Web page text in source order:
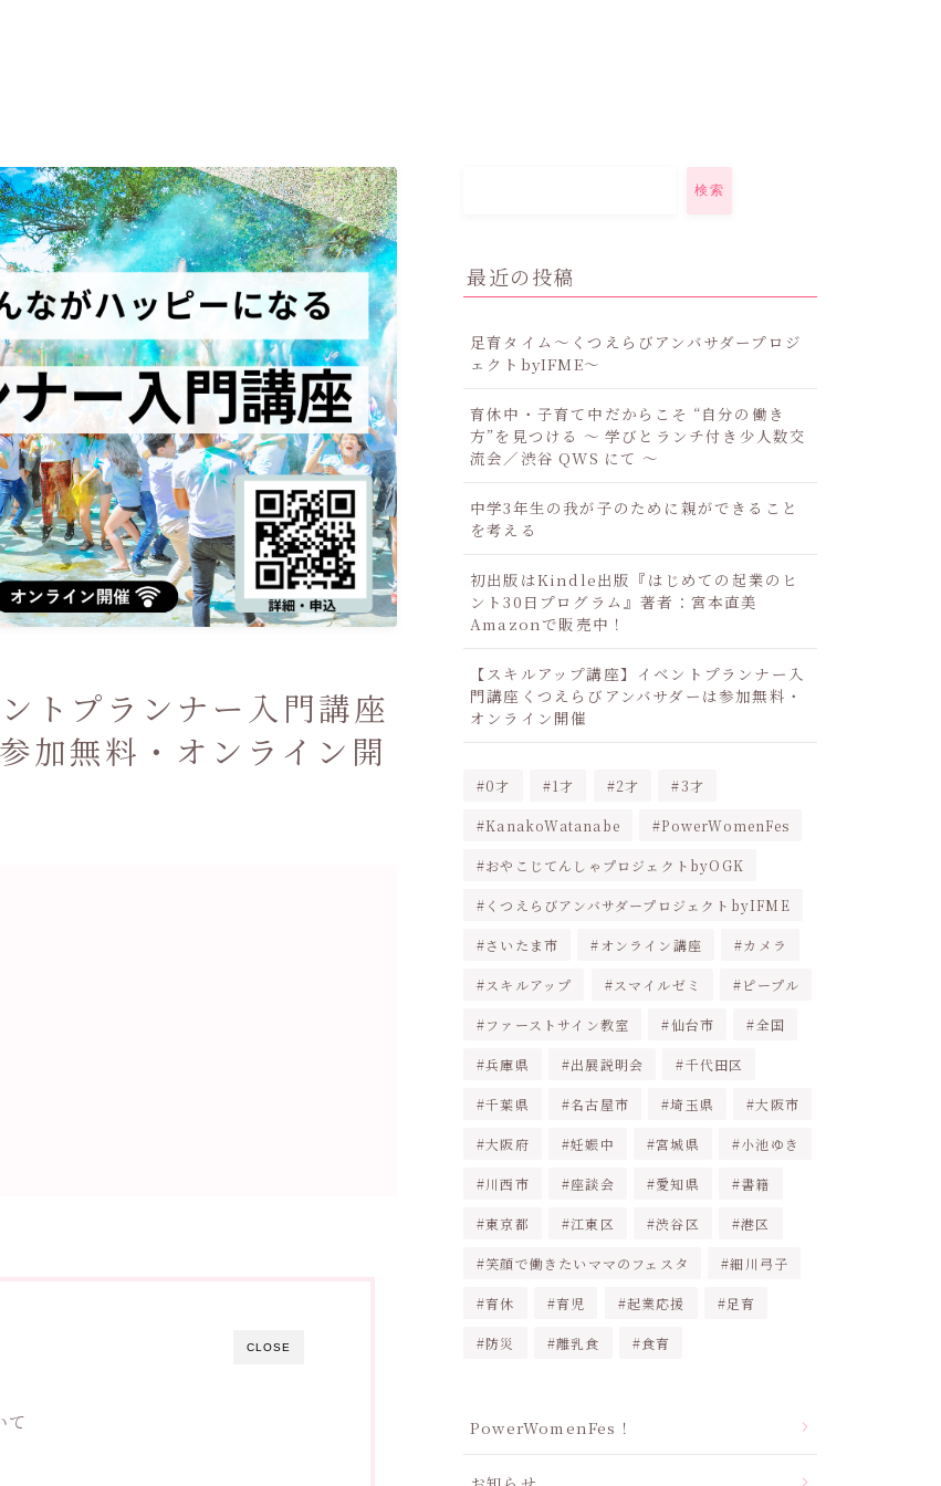
トプランナー入門講座
加無料・オンライン開
CLOSE
て
検索
最近の投稿
足育タイム～くつえらびアンバサダープロジ
ェクトbyIFME～
育休中・子育て中だからこそ “自分の働き
方”を見つける ～ 学びとランチ付き少人数交
流会／渋谷 QWS にて ～
中学3年生の我が子のために親ができること
を考える
初出版はKindle出版『はじめての起業のヒ
ント30日プログラム』著者：宮本直美
Amazonで販売中！
【スキルアップ講座】イベントプランナー入
門講座くつえらびアンバサダーは参加無料・
オンライン開催
0才 1才 2才 3才
KanakoWatanabe PowerWomenFes
おやこじてんしゃプロジェクトbyOGK
くつえらびアンバサダープロジェクトbyIFME
さいたま市 オンライン講座 カメラ
スキルアップ スマイルゼミ ピープル
ファーストサイン教室 仙台市 全国
兵庫県 出展説明会 千代田区
千葉県 名古屋市 埼玉県 大阪市
大阪府 妊娠中 宮城県 小池ゆき
川西市 座談会 愛知県 書籍
東京都 江東区 渋谷区 港区
笑顔で働きたいママのフェスタ 細川弓子
育休 育児 起業応援 足育
防災 離乳食 食育
PowerWomenFes！